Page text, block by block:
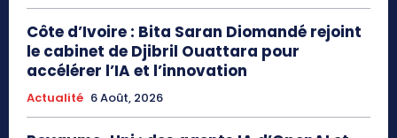
Côte d’Ivoire : Bita Saran Diomandé rejoint
le cabinet de Djibril Ouattara pour
accélérer l’IA et l’innovation
Actualité 6 Août, 2026